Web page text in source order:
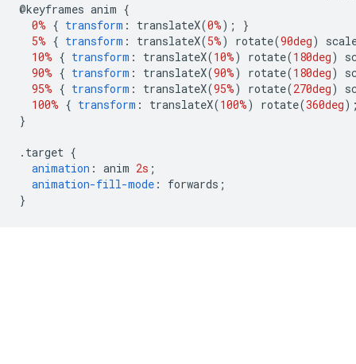
@keyframes anim {
0% { transform : translateX(0%);
}
5% { transform : translateX(5%) rotate(90deg)
10% { transform : translateX(10%) rotate(180deg)
90% { transform : translateX(90%) rotate(180deg)
95% { transform : translateX(95%) rotate(270deg)
100% { transform : translateX(100%) rotate(360deg
}
. target {
animation : anim 2s ;
animation-fill-mode : forwards ;
}